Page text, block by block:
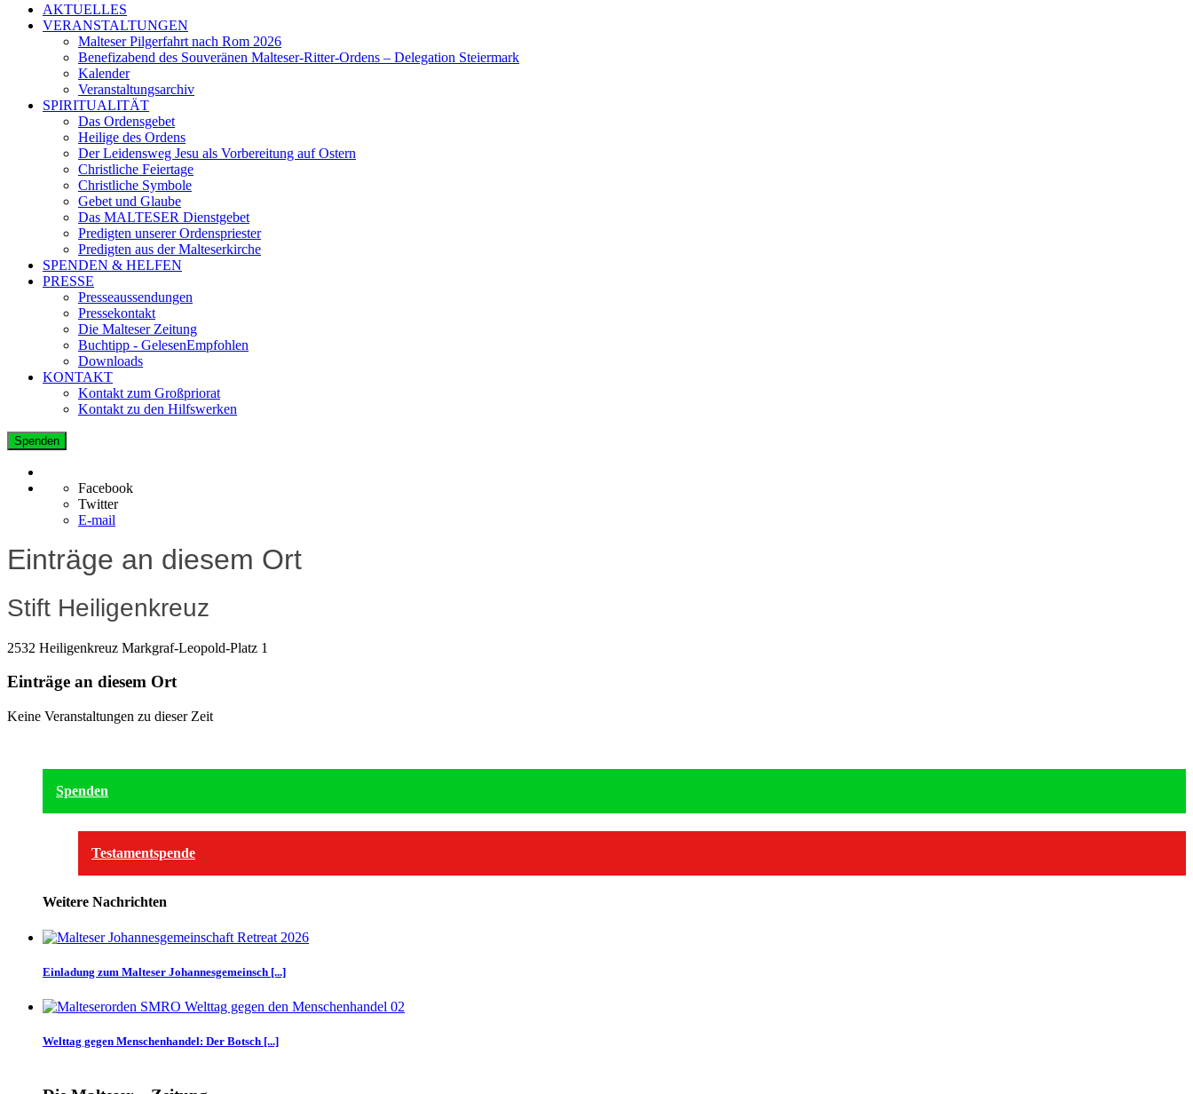
AKTUELLES
VERANSTALTUNGEN
Malteser Pilgerfahrt nach Rom 2026
Benefizabend des Souveränen Malteser-Ritter-Ordens – Delegation Steiermark
Kalender
Veranstaltungsarchiv
SPIRITUALITÄT
Das Ordensgebet
Heilige des Ordens
Der Leidensweg Jesu als Vorbereitung auf Ostern
Christliche Feiertage
Christliche Symbole
Gebet und Glaube
Das MALTESER Dienstgebet
Predigten unserer Ordenspriester
Predigten aus der Malteserkirche
SPENDEN & HELFEN
PRESSE
Presseaussendungen
Pressekontakt
Die Malteser Zeitung
Buchtipp - GelesenEmpfohlen
Downloads
KONTAKT
Kontakt zum Großpriorat
Kontakt zu den Hilfswerken
Spenden
Facebook
Twitter
E-mail
Einträge an diesem Ort
Stift Heiligenkreuz
2532 Heiligenkreuz Markgraf-Leopold-Platz 1
Einträge an diesem Ort
Keine Veranstaltungen zu dieser Zeit
Spenden
Testamentspende
Weitere Nachrichten
Einladung zum Malteser Johannesgemeinsch [...]
Welttag gegen Menschenhandel: Der Botsch [...]